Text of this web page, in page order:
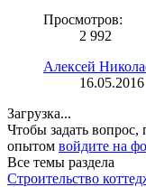
Просмотров:
2 992
Алексей
16.05.2016
Загрузка...
Чтобы задать вопрос,
опытом войдите на
Все темы раздела
Строительство